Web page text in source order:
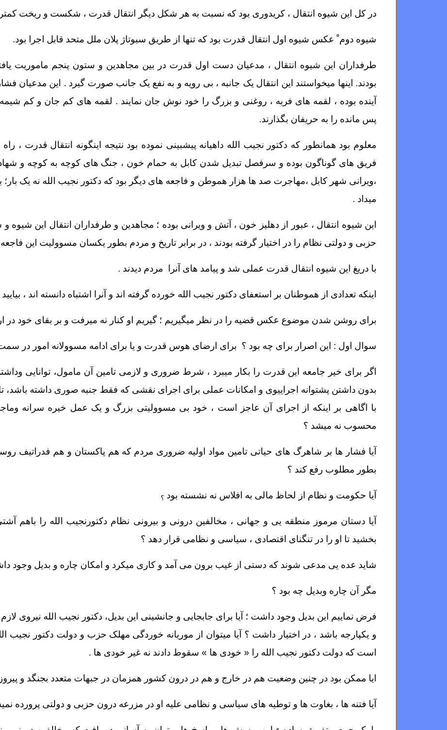
در کل این شیوه انتقال ، کریدوری بود که نسبت به هر شکل دیگر انتقال قدرت ، شکست و ریخت
شیوه دوم ْ عکس شیوه اول انتقال قدرت بود که تنها از طریق سبوتاژ پلان ملل متحد قابل اجرا بود.
طرفداران این شیوه انتقال ، مدعیان دست اول قدرت در بین مجاهدین و ستون پنجم ماموریت
بودند. اینها میخواستند این انتقال یک جانبه ، بی رویه و به نفع یک جانب صورت گیرد . این مدعیان
آینده بوده ، لقمه های فربه ، روغنی و بزرگ را خود نوش جان نمایند . لقمه های کم جان و کم شیمه
پس مانده را به حریفان بگذارند.
معلوم بود همانطور که دکتور نجیب الله داهیانه پیشبینی نموده بود نتیجه اینگونه انتقال قدرت ،
فریق های گوناگون بوده و سرفصل تبدیل شدن کابل به حمام خون ، جنگ های کوچه به کوچه و
،ویرانی شهر کابل ،مهاجرت صد ها هزار هموطن و فاجعه های دیگر بود که دکتور نجیب الله نه یک بار؛
میداد .
این شیوه انتقال ، عبور از دهلیز خون ، آتش و ویرانی بوده ؛ مجاهدین و طرفداران انتقال این
حزبی و دولتی نظام را در اختیار گرفته بودند ، در برابر تاریخ و مردم بطور یکسان مسوولیت این
با دریغ این شیوه انتقال قدرت عملی شد و پیامد های آنرا مردم دیدند .
اینکه تعدادی از هموطنان بر استعفای دکتور نجیب الله خورده گرفته اند و آنرا اشتباه دانسته اند ،
برای روشن شدن موضوع عکس قضیه را در نظر میگیریم ؛ گیریم او کنار نه میرفت و بر بقای خود در
سوال اول : این اصرار برای چه بود ؟ برای ارضای هوس قدرت و یا برای ادامه مسوولانه امور در
اگر برای خیر جامعه این قدرت را بکار میبرد ، شرط ضروری و لازمی تامین آن مامول، توانایی
بدون داشتن پشتوانه اجراییوی و امکانات عملی برای اجرای نقشی که فقط جنبه صوری داشته باشد،
با اگاهی بر اینکه از اجرای آن عاجز است ، خود بی مسوولیتی بزرگ و یک عمل خیره سرانه
محسوب نه میشد ؟
آیا فشار ها بر شاهرگ های حیاتی تامین مواد اولیه ضروری مردم که هم پاکستان و هم فدراتیف
بطور مطلوب رفع کند ؟
آیا حکومت و نظام از لحاظ مالی به افلاس نه نشسته بود ؟
آیا دستان مرموز منطقه یی و جهانی ، مخالفین درونی و بیرونی نظام دکتورنجیب الله را باهم
بخشید تا او را در تنگنای اقتصادی ، سیاسی و نظامی قرار دهد ؟
شاید عده یی مدعی شوند که دستی از غیب برون می آمد و کاری میکرد و امکان چاره و بدیل وجود
مگر آن چاره وبدیل چه بود ؟
فرض نماییم این بدیل وجود داشت ؛ آیا برای جابجایی و جانشینی این بدیل، دکتور نجیب الله
و یکپارجه باشد ، در اختیار داشت ؟ آیا میتوان از موریانه خوردگی مهلک حزب و دولت دکتور
است که دولت دکتور نجیب الله را « خودی ها » سقوط دادند نه غیر خودی ها .
ایا ممکن بود در چنین وضعیت هم در خارج و هم در درون کشور همزمان در جبهات متعدد بجنگد و
آیا فتنه ها ، بغاوت ها و توطیه های سیاسی و نظامی علیه او در مزرعه درون حزبی و دولتی پرورده